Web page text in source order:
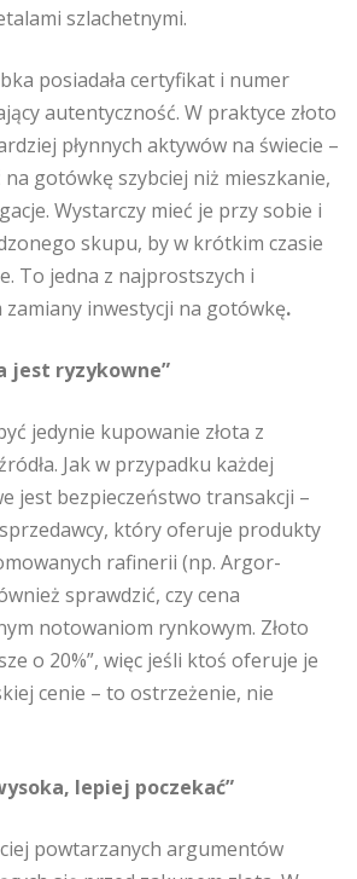
szlachetnymi.
posiadała certyfikat i numer
autentyczność. W praktyce złoto
płynnych aktywów na świecie –
gotówkę szybciej niż mieszkanie,
Wystarczy mieć je przy sobie i
skupu, by w krótkim czasie
To jedna z najprostszych i
inwestycji na gotówkę.
jest ryzykowne”
jedynie kupowanie złota z
Jak w przypadku każdej
jest bezpieczeństwo transakcji –
który oferuje produkty
rafinerii (np. Argor-
sprawdzić, czy cena
notowaniom rynkowym. Złoto
o 20%”, więc jeśli ktoś oferuje je
cenie – to ostrzeżenie, nie
lepiej poczekać”
powtarzanych argumentów